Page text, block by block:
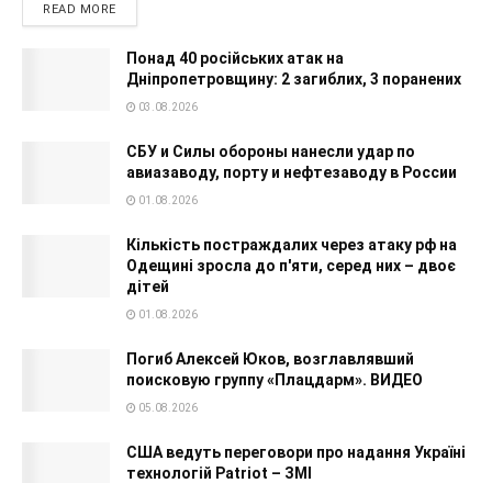
READ MORE
Понад 40 російських атак на
Дніпропетровщину: 2 загиблих, 3 поранених
03.08.2026
СБУ и Силы обороны нанесли удар по
авиазаводу, порту и нефтезаводу в России
01.08.2026
Кількість постраждалих через атаку рф на
Одещині зросла до п'яти, серед них – двоє
дітей
01.08.2026
Погиб Алексей Юков, возглавлявший
поисковую группу «Плацдарм». ВИДЕО
05.08.2026
США ведуть переговори про надання Україні
технологій Patriot – ЗМІ